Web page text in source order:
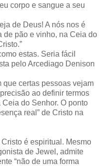
corpo e sangue a seu
de Deus! A nós nos é
de pão e vinho, na Ceia do
estas. Seria fácil
pelo Arcediago Denison
que certas pessoas vejam
ao definir termos
do Senhor. O ponto
real” de Cristo na
é espiritual. Mesmo
de Jewel, admite
“não de uma forma